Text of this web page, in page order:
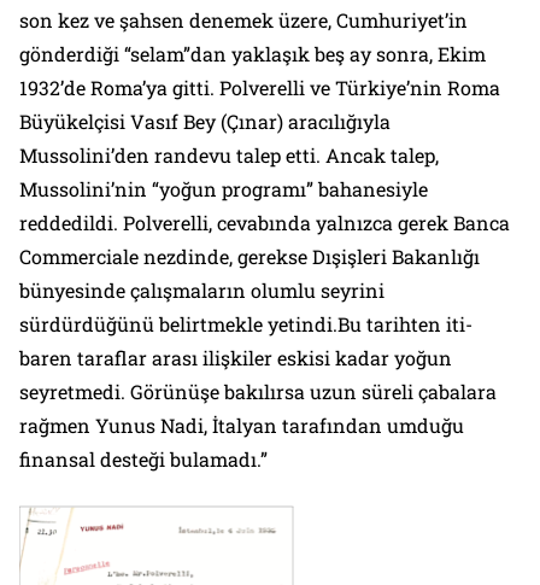
son kez ve şahsen denemek üzere,Cumhuriyet’in
gönderdiği “selam”dan yaklaşık beş ay sonra, Ekim
1932’de Roma’ya gitti. Polverelli ve Türkiye’nin Roma
Büyükelçisi Vasıf Bey (Çınar) aracılığıyla
Mussolini’den randevu talep etti. Ancak talep,
Mussolini’nin “yoğun programı” bahanesiyle
reddedildi. Polverelli, cevabında yalnızca gerek Banca
Commerciale nezdinde, gerekse Dışişleri Bakanlığı
bünyesinde çalışmaların olumlu seyrini
sürdürdüğünü belirtmekle yetindi.Bu tarihten iti-
baren taraflar arası ilişkiler eskisi kadar yoğun
seyretmedi. Görünüşe bakılırsa uzun süreli çabalara
rağmen Yunus Nadi, İtalyan tarafından umduğu
finansal desteği bulamadı.”